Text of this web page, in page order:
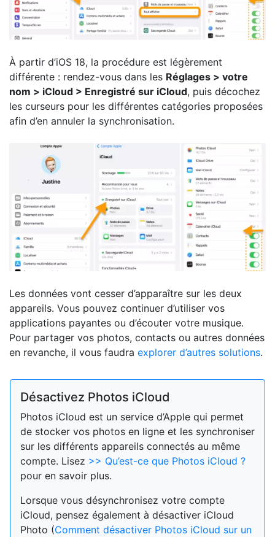
À partir d’iOS 18, la procédure est légèrement
différente : rendez-vous dans les Réglages > votre
nom > iCloud > Enregistré sur iCloud, puis décochez
les curseurs pour les différentes catégories proposées
afin d’en annuler la synchronisation.
Les données vont cesser d’apparaître sur les deux
appareils. Vous pouvez continuer d’utiliser vos
applications payantes ou d’écouter votre musique.
Pour partager vos photos, contacts ou autres données
en revanche, il vous faudra explorer d’autres solutions.
Désactivez Photos iCloud
Photos iCloud est un service d’Apple qui permet
de stocker vos photos en ligne et les synchroniser
sur les différents appareils connectés au même
compte. Lisez >> Qu’est-ce que Photos iCloud ?
pour en savoir plus.
Lorsque vous désynchronisez votre compte
iCloud, pensez également à désactiver iCloud
Photo (Comment désactiver Photos iCloud sur un